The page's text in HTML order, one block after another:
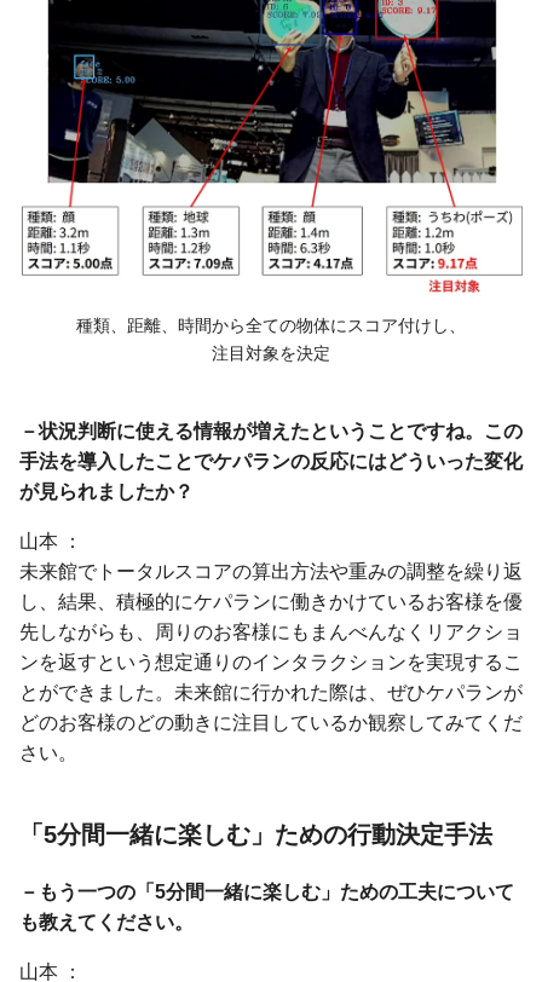
種類、距離、時間から全ての物体に スコア付けし、
注目対象を決定
－状況判断に使える情報が増えたということですね。この
手法を導入したことでケパランの反応にはどういった変化
が見られましたか？
山本
未来館でトータルスコアの算出方法や重みの調整を繰り返
し、結果、積極的にケパランに働きかけているお客様を優
先しながらも、周りのお客様にもまんべんなくリアクショ
ンを返すという想定通りのインタラクションを実現するこ
とができました。未来館に行かれた際は、ぜひケパランが
どのお客様のどの動きに注目しているか観察してみてくだ
さい。
「5分間一緒に楽しむ」ための行動決定手法
－もう一つの「5分間一緒に楽しむ」ための工夫について
も教えてください。
山本